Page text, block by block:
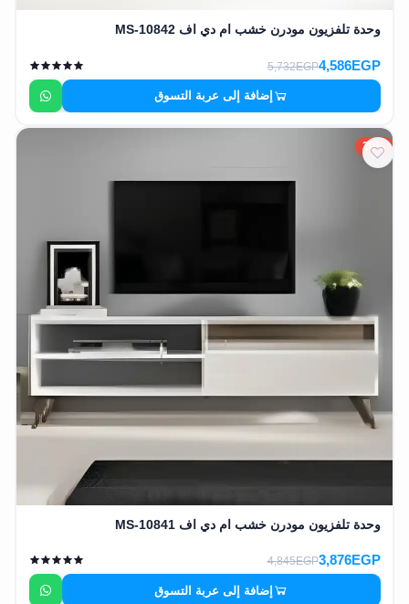
وحدة تلفزيون مودرن خشب ام دي اف MS-10842
4,586EGP
5,732EGP
إضافة إلى عربة التسوق
20%
وحدة تلفزيون مودرن خشب ام دي اف MS-10841
3,876EGP
4,845EGP
إضافة إلى عربة التسوق